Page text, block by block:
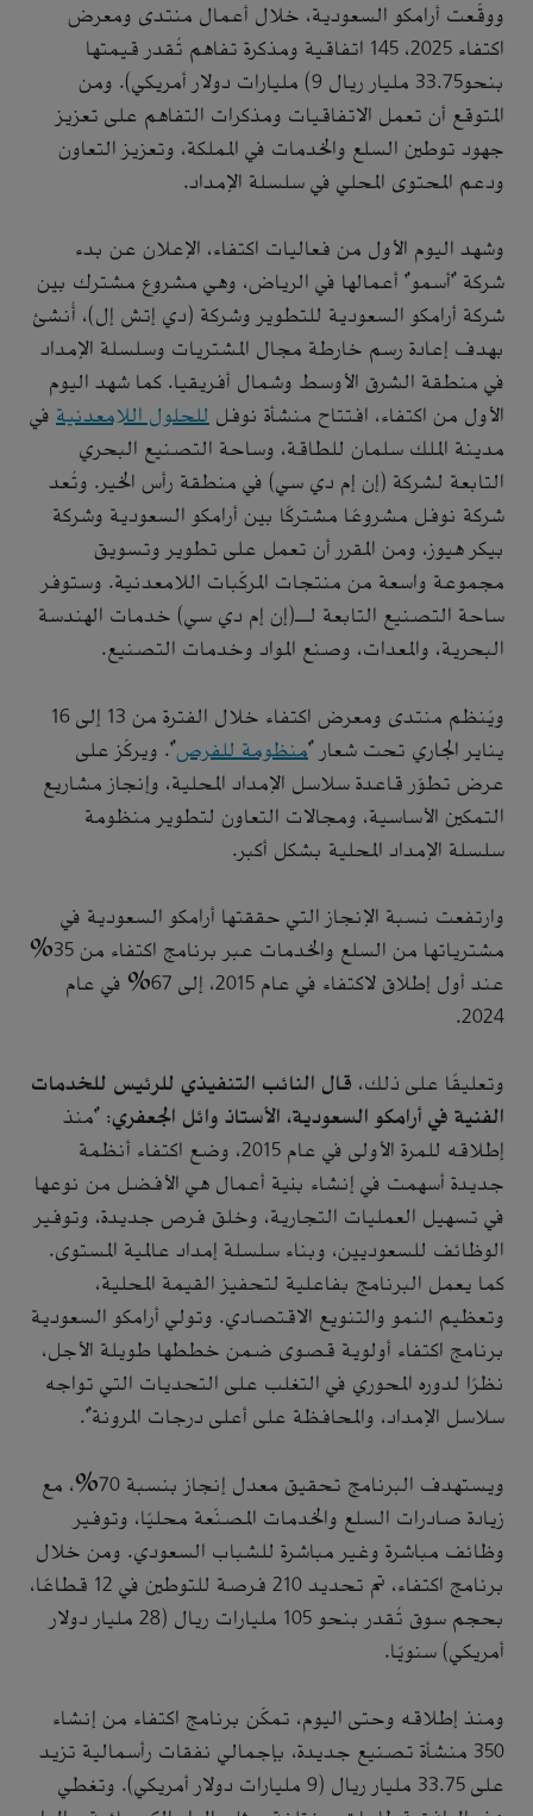
ووقّعت أرامكو السعودية، خلال أعمال منتدى ومعرض
اكتفاء 2025، 145 اتفاقية ومذكرة تفاهم تُقدر قيمتها
بنحو33.75 مليار ريال 9) مليارات دولار أمريكي). ومن
المتوقع أن تعمل الاتفاقيات ومذكرات التفاهم على تعزيز
جهود توطين السلع والخدمات في المملكة، وتعزيز التعاون
ودعم المحتوى المحلي في سلسلة الإمداد.
وشهد اليوم الأول من فعاليات اكتفاء، الإعلان عن بدء
شركة "أسمو" أعمالها في الرياض، وهي مشروع مشترك بين
شركة أرامكو السعودية للتطوير وشركة (دي إتش إل)، أُنشئ
بهدف إعادة رسم خارطة مجال المشتريات وسلسلة الإمداد
في منطقة الشرق الأوسط وشمال أفريقيا. كما شهد اليوم
الأول من اكتفاء، افتتاح منشأة نوفل للحلول اللامعدنية في
مدينة الملك سلمان للطاقة، وساحة التصنيع البحري
التابعة لشركة (إن إم دي سي) في منطقة رأس الخير. وتُعد
شركة نوفل مشروعًا مشتركًا بين أرامكو السعودية وشركة
بيكر هيوز، ومن المقرر أن تعمل على تطوير وتسويق
مجموعة واسعة من منتجات المركّبات اللامعدنية. وستوفر
ساحة التصنيع التابعة لـ(إن إم دي سي) خدمات الهندسة
البحرية، والمعدات، وصنع المواد وخدمات التصنيع.
ويُنظم منتدى ومعرض اكتفاء خلال الفترة من 13 إلى 16
يناير الجاري تحت شعار "منظومة للفرص". ويركّز على
عرض تطوّر قاعدة سلاسل الإمداد المحلية، وإنجاز مشاريع
التمكين الأساسية، ومجالات التعاون لتطوير منظومة
سلسلة الإمداد المحلية بشكل أكبر.
وارتفعت نسبة الإنجاز التي حققتها أرامكو السعودية في
مشترياتها من السلع والخدمات عبر برنامج اكتفاء من 35%
عند أول إطلاق لاكتفاء في عام 2015، إلى 67% في عام
2024.
وتعليقًا على ذلك، قال النائب التنفيذي للرئيس للخدمات
الفنية في أرامكو السعودية، الأستاذ وائل الجعفري: "منذ
إطلاقه للمرة الأولى في عام 2015، وضع اكتفاء أنظمة
جديدة أسهمت في إنشاء بنية أعمال هي الأفضل من نوعها
في تسهيل العمليات التجارية، وخلق فرص جديدة، وتوفير
الوظائف للسعوديين، وبناء سلسلة إمداد عالمية المستوى.
كما يعمل البرنامج بفاعلية لتحفيز القيمة المحلية،
وتعظيم النمو والتنويع الاقتصادي. وتولي أرامكو السعودية
برنامج اكتفاء أولوية قصوى ضمن خططها طويلة الأجل،
نظرًا لدوره المحوري في التغلب على التحديات التي تواجه
سلاسل الإمداد، والمحافظة على أعلى درجات المرونة".
ويستهدف البرنامج تحقيق معدل إنجاز بنسبة 70%، مع
زيادة صادرات السلع والخدمات المصنّعة محليًا، وتوفير
وظائف مباشرة وغير مباشرة للشباب السعودي. ومن خلال
برنامج اكتفاء، تم تحديد 210 فرصة للتوطين في 12 قطاعًا،
بحجم سوق تُقدر بنحو 105 مليارات ريال (28 مليار دولار
أمريكي) سنويًا.
ومنذ إطلاقه وحتى اليوم، تمكّن برنامج اكتفاء من إنشاء
350 منشأة تصنيع جديدة، بإجمالي نفقات رأسمالية تزيد
على 33.75 مليار ريال (9 مليارات دولار أمريكي). وتغطي